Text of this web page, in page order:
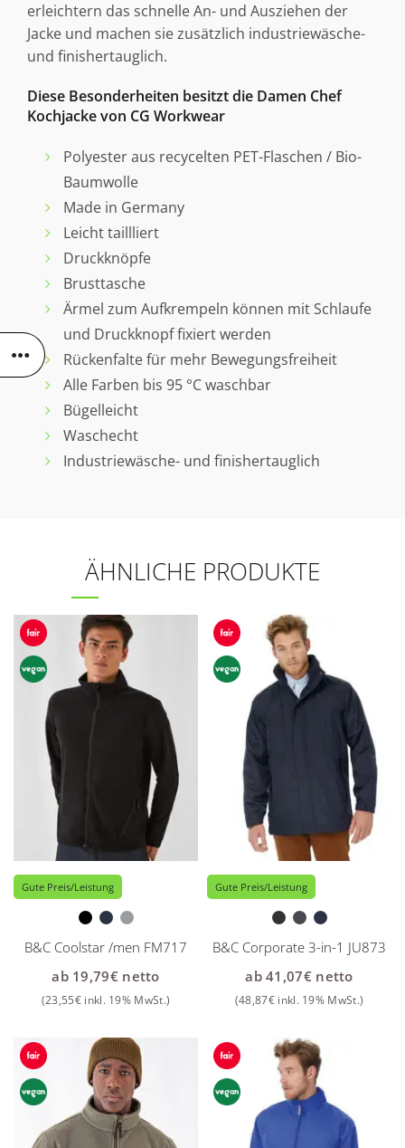
erleichtern das schnelle An- und Ausziehen der
Jacke und machen sie zusätzlich industriewäsche-
und finishertauglich.
Diese Besonderheiten besitzt die Damen Chef
Kochjacke von CG Workwear
Polyester aus recycelten PET-Flaschen / Bio-
Baumwolle
Made in Germany
Leicht taillliert
Druckknöpfe
Brusttasche
Ärmel zum Aufkrempeln können mit Schlaufe
und Druckknopf fixiert werden
Rückenfalte für mehr Bewegungsfreiheit
Alle Farben bis 95 °C waschbar
Bügelleicht
Waschecht
Industriewäsche- und finishertauglich
ÄHNLICHE PRODUKTE
Gute Preis/Leistung
B&C Coolstar /men FM717
ab 19,79€netto
(23,55€ inkl. 19% MwSt.)
Gute Preis/Leistung
B&C Corporate 3-in-1 JU873
ab41,07€netto
(48,87€ inkl. 19% MwSt.)